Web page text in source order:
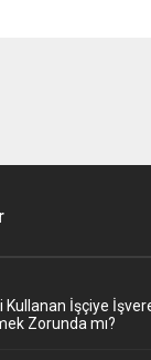
Kullanan İşçiye
Zorunda mı?